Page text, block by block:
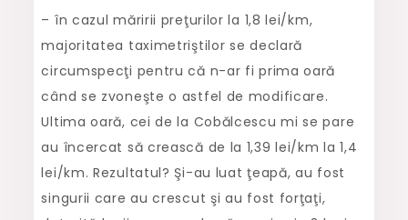
– în cazul măririi preţurilor la 1,8 lei/km,
majoritatea taximetriştilor se declară
circumspecţi pentru că n-ar fi prima oară
când se zvoneşte o astfel de modificare.
Ultima oară, cei de la Cobălcescu mi se pare
au încercat să crească de la 1,39 lei/km la 1,4
lei/km. Rezultatul? Şi-au luat ţeapă, au fost
singurii care au crescut şi au fost forţaţi,